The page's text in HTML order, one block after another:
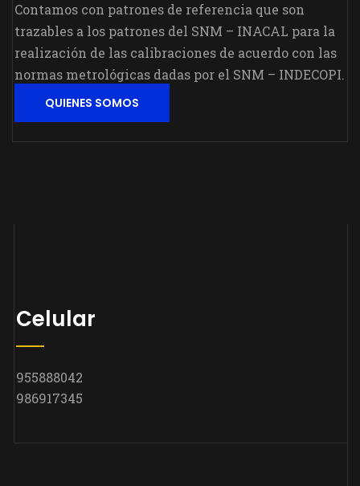
Contamos con patrones de referencia que son
trazables a los patrones del SNM – INACAL para la
realización de las calibraciones de acuerdo con las
normas metrológicas dadas por el SNM – INDECOPI.
QUIENES SOMOS
Celular
955888042
986917345